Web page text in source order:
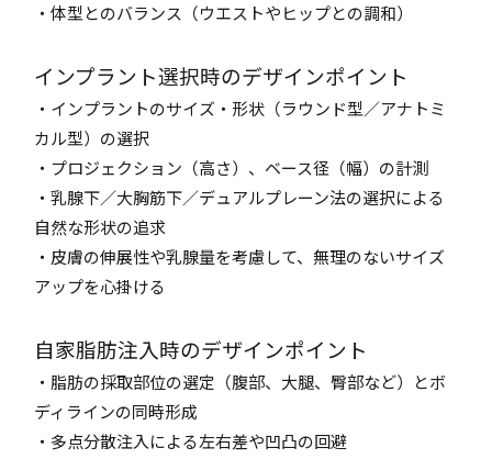
・体型とのバランス（ウエストやヒップとの調和）
インプラント選択時のデザインポイント
・インプラントのサイズ・形状（ラウンド型／アナトミ
カル型）の選択
・プロジェクション（高さ）、ベース径（幅）の計測
・乳腺下／大胸筋下／デュアルプレーン法の選択による
自然な形状の追求
・皮膚の伸展性や乳腺量を考慮して、無理のないサイズ
アップを心掛ける
自家脂肪注入時のデザインポイント
・脂肪の採取部位の選定（腹部、大腿、臀部など）とボ
ディラインの同時形成
・多点分散注入による左右差や凹凸の回避